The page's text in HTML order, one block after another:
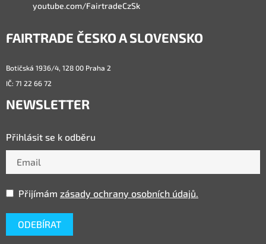
youtube.com/FairtradeCzSk
FAIRTRADE ČESKO A SLOVENSKO
Botičská 1936/4, 128 00 Praha 2
IČ: 71 22 66 72
NEWSLETTER
Přihlásit se k odběru
Přijímám zásady ochrany osobních údajů.